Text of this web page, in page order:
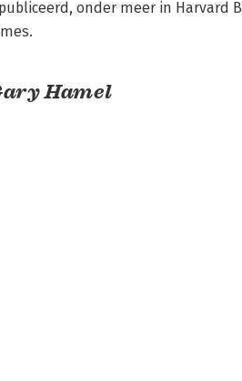
onder meer in Harvard
Hamel